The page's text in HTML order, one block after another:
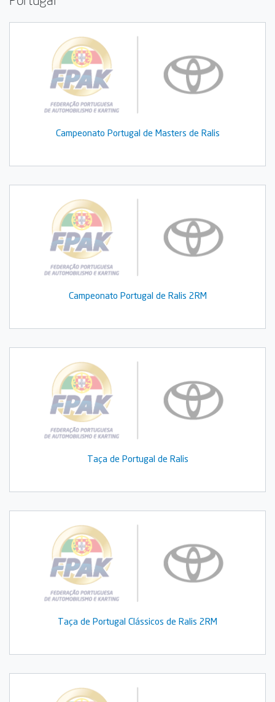
Campeonato Portugal de Masters de Ralis
Campeonato Portugal de Ralis 2RM
Taça de Portugal de Ralis
Taça de Portugal Clássicos de Ralis 2RM